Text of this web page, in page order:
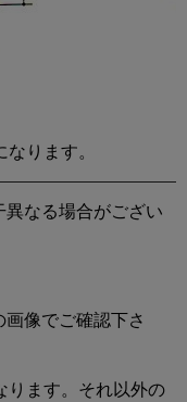
ります。
なる場合がござい
像でご確認下さ
ります。それ以外の